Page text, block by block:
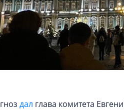
дал глава комитета